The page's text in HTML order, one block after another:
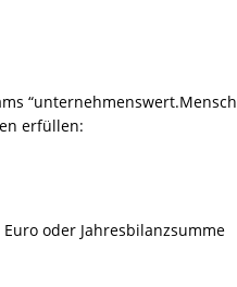
“unternehmenswert.Mensch
erfüllen:
oder Jahresbilanzsumme